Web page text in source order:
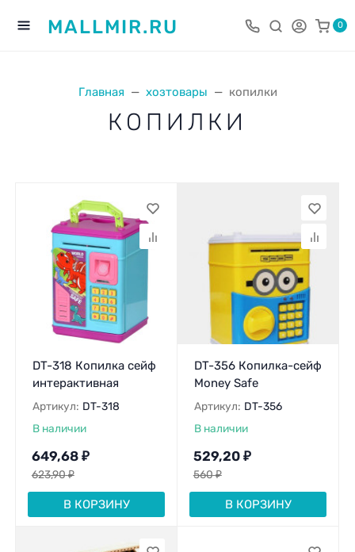
MALLMIR.RU 0
Главная хозтовары копилки
КОПИЛКИ
DT-318 Копилка сейф
интерактивная
Артикул: DT-318
В наличии
649,68 ₽
623,90₽
В КОРЗИНУ
DT-356 Копилка-сейф
Money Safe
Артикул: DT-356
В наличии
529,20 ₽
560₽
В КОРЗИНУ